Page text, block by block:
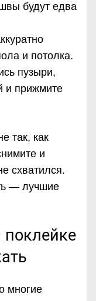
будут едва
и потолка.
пузыри,
и прижмите
так, как
и
схватился.
— лучшие
многие